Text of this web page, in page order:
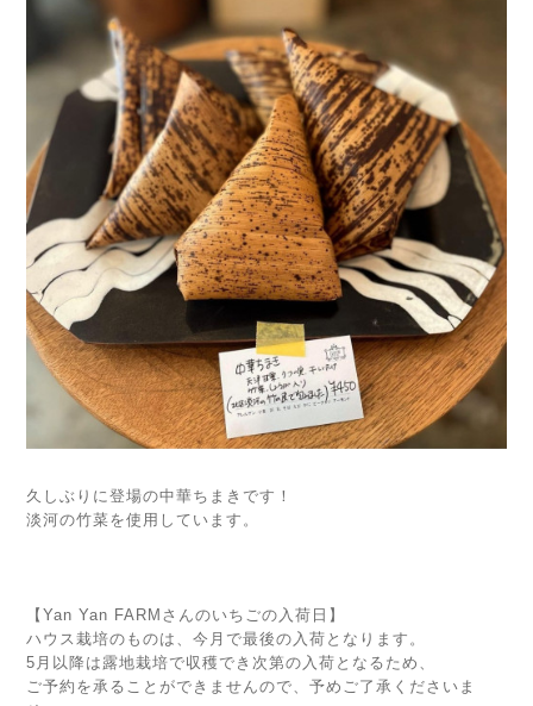
久しぶりに登場の中華ちまきです！
淡河の竹菜を使用しています。
【Yan Yan FARMさんのいちごの入荷日】
ハウス栽培のものは、今月で最後の入荷となります。
5月以降は露地栽培で収穫でき次第の入荷となるため、
ご予約を承ることができませんので、予めご了承くださいま